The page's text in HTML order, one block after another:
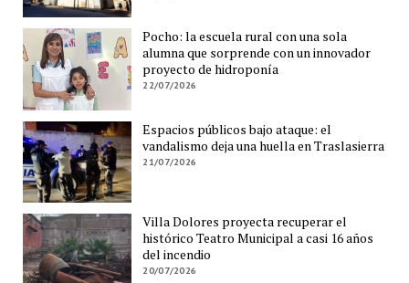
Pocho: la escuela rural con una sola
alumna que sorprende con un innovador
proyecto de hidroponía
22/07/2026
Espacios públicos bajo ataque: el
vandalismo deja una huella en Traslasierra
21/07/2026
Villa Dolores proyecta recuperar el
histórico Teatro Municipal a casi 16 años
del incendio
20/07/2026